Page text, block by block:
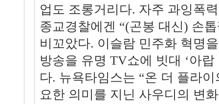
업도 조롱거리다. 자주 과잉폭
종교경찰에겐 “(곤봉 대신) 손
비꼬았다. 이슬람 민주화 혁명
방송을 유명 TV쇼에 빗대 ‘아랍
다. 뉴욕타임스는 “온 더 플라
요한 의미를 지닌 사우디의 변